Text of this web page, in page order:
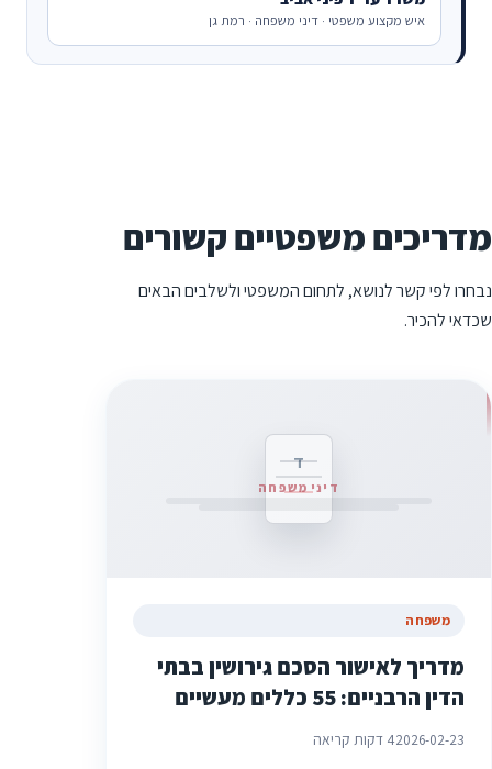
איש מקצוע משפטי · דיני משפחה · רמת גן
מדריכים משפטיים קשורים
נבחרו לפי קשר לנושא, לתחום המשפטי ולשלבים הבאים
שכדאי להכיר.
ד
דיני משפחה
משפחה
מדריך לאישור הסכם גירושין בבתי
הדין הרבניים: 55 כללים מעשיים
2026-02-234 דקות קריאה